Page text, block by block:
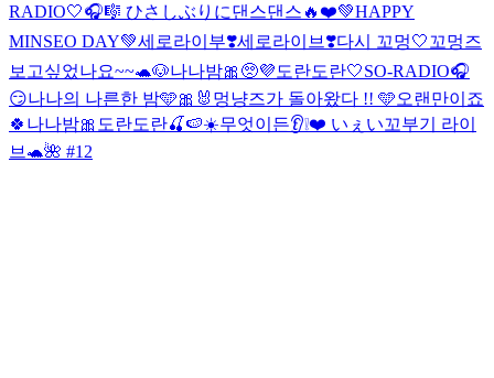
RADIO🤍🎧🎼 ひさしぶりに댄스댄스🔥❤️💚HAPPY
MINSEO DAY💚세로라이부❣️세로라이브❣️다시 꼬멍🤍꼬멍즈
보고싶었나요~~🐢🐶나나밤🎀 🥺💜도란도란🤍SO-RADIO🎧
😏나나의 나른한 밤🩵🎀🐰 멍냥즈가 돌아왔다 !! 🩵오랜만이죠
🍀나나밤🎀 도란도란🍒🍉☀️무엇이든👂❕❤️ いぇい꼬부기 라이
브🐢🌺 #12